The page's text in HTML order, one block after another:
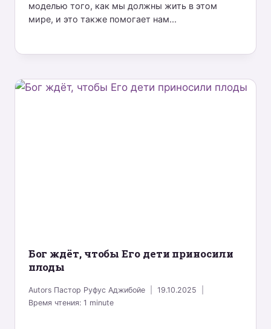
моделью того, как мы должны жить в этом
мире, и это также помогает нам...
Бог ждёт, чтобы Его дети приносили
плоды
Autors Пастор Руфус Аджибойе
19.10.2025
Время чтения:1 minute